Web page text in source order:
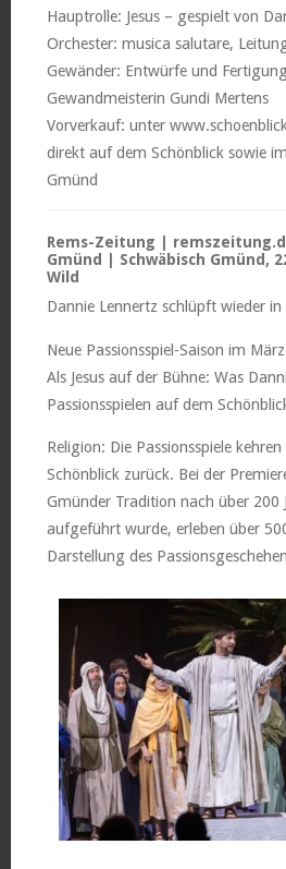
Hauptrolle: Jesus – gespielt von
Orchester: musica salutare,
Gewänder: Entwürfe und
Gewandmeisterin Gundi Mertens
Vorverkauf: unter
direkt auf dem Schönblick sowie
Gmünd
Rems-Zeitung |
Gmünd | Schwäbisch Gmünd,
Wild
Dannie Lennertz schlüpft wieder in
Neue Passionsspiel-Saison im
Als Jesus auf der Bühne: Was
Passionsspielen auf dem
Religion: Die Passionsspiele
Schönblick zurück. Bei der
Gmünder Tradition nach über 200
aufgeführt wurde, erleben über
Darstellung des